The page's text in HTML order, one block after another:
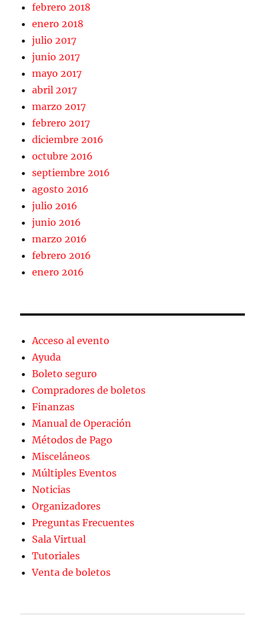
febrero 2018
enero 2018
julio 2017
junio 2017
mayo 2017
abril 2017
marzo 2017
febrero 2017
diciembre 2016
octubre 2016
septiembre 2016
agosto 2016
julio 2016
junio 2016
marzo 2016
febrero 2016
enero 2016
Acceso al evento
Ayuda
Boleto seguro
Compradores de boletos
Finanzas
Manual de Operación
Métodos de Pago
Misceláneos
Múltiples Eventos
Noticias
Organizadores
Preguntas Frecuentes
Sala Virtual
Tutoriales
Venta de boletos